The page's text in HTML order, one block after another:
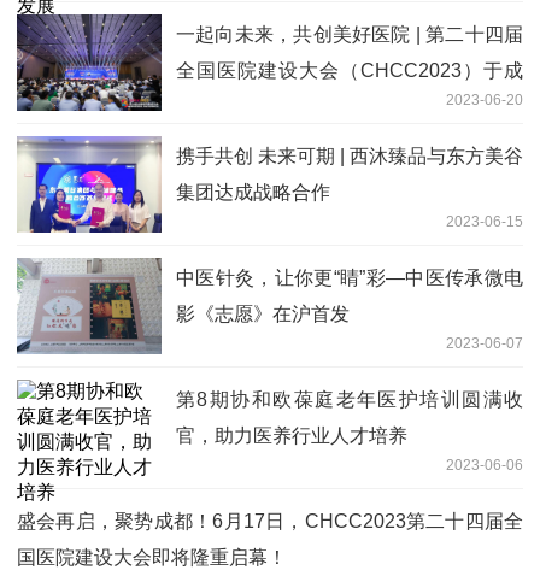
一起向未来，共创美好医院 | 第二十四届
全国医院建设大会（CHCC2023）于成
2023-06-20
携手共创 未来可期 | 西沐臻品与东方美谷
集团达成战略合作
2023-06-15
中医针灸，让你更“睛”彩—中医传承微电
影《志愿》在沪首发
2023-06-07
第8期协和欧葆庭老年医护培训圆满收
官，助力医养行业人才培养
2023-06-06
盛会再启，聚势成都！6月17日，CHCC2023第二十四届全
国医院建设大会即将隆重启幕！